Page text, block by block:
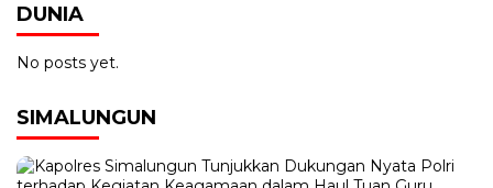
DUNIA
No posts yet.
SIMALUNGUN